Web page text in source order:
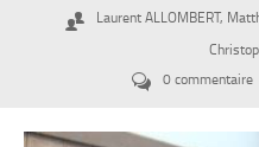

Laurent ALLOMBERT,
 0 commentaire